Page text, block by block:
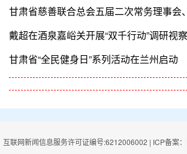
甘肃省慈善联合总会五届二次常务理事会
戴超在酒泉嘉峪关开展“双千行动”调研视
甘肃省“全民健身日”系列活动在兰州启动
互联网新闻信息服务许可证编号:6212006002 | ICP备案